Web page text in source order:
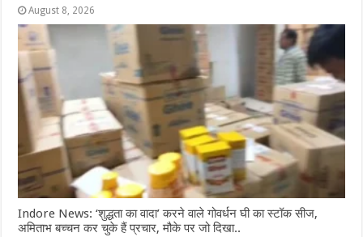
August 8, 2026
Indore News: ‘शुद्धता का वादा’ करने वाले गोवर्धन घी का स्टॉक सीज,
अमिताभ बच्चन कर चुके हैं प्रचार, मौके पर जो दिखा..